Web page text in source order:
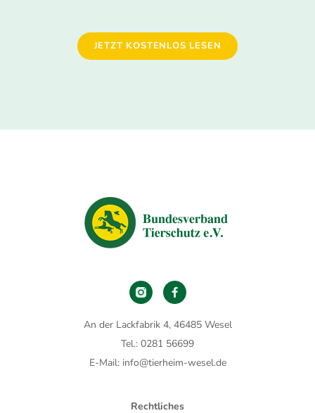
JETZT KOSTENLOS LESEN
An der Lackfabrik 4, 46485 Wesel
Tel.: 0281 56699
E-Mail: info@tierheim-wesel.de
Rechtliches